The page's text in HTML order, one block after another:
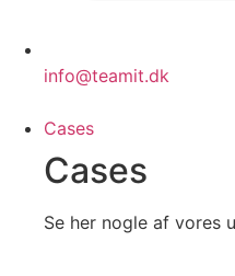
info@teamit.dk
Cases
Cases
Se her nogle af vores